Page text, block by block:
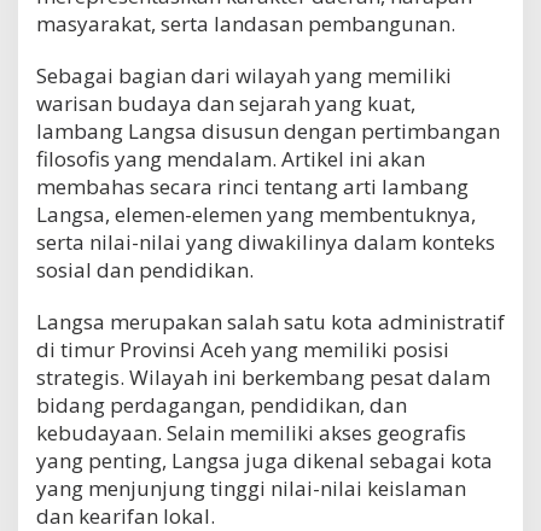
masyarakat, serta landasan pembangunan.
Sebagai bagian dari wilayah yang memiliki
warisan budaya dan sejarah yang kuat,
lambang Langsa disusun dengan pertimbangan
filosofis yang mendalam. Artikel ini akan
membahas secara rinci tentang arti lambang
Langsa, elemen-elemen yang membentuknya,
serta nilai-nilai yang diwakilinya dalam konteks
sosial dan pendidikan.
Langsa merupakan salah satu kota administratif
di timur Provinsi Aceh yang memiliki posisi
strategis. Wilayah ini berkembang pesat dalam
bidang perdagangan, pendidikan, dan
kebudayaan. Selain memiliki akses geografis
yang penting, Langsa juga dikenal sebagai kota
yang menjunjung tinggi nilai-nilai keislaman
dan kearifan lokal.